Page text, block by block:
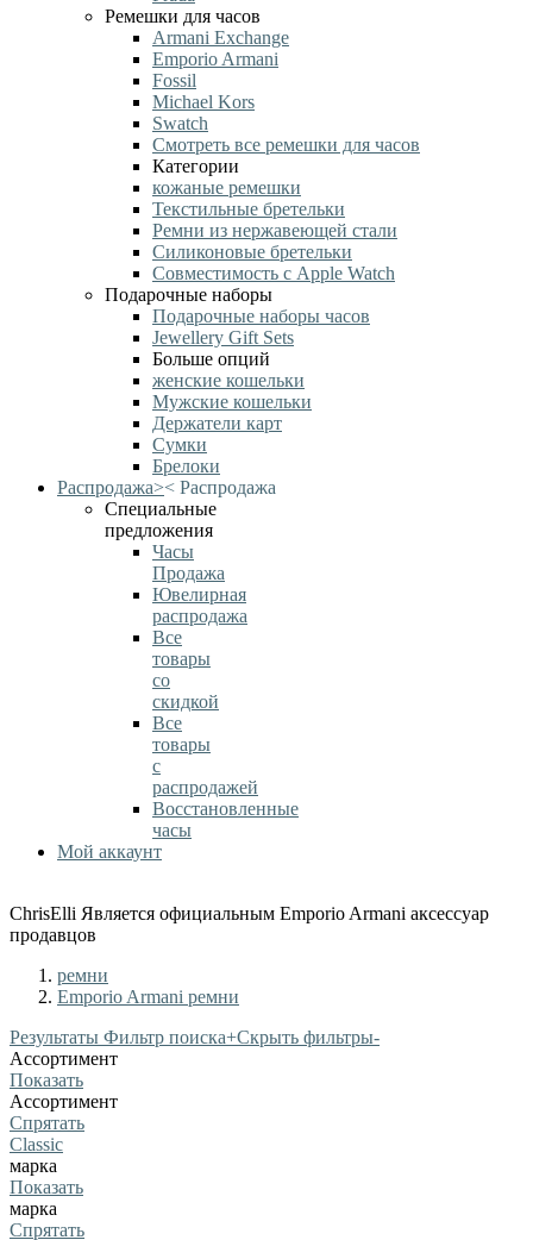
Ремешки для часов
Armani Exchange
Emporio Armani
Fossil
Michael Kors
Swatch
Смотреть все ремешки для часов
Категории
кожаные ремешки
Текстильные бретельки
Ремни из нержавеющей стали
Силиконовые бретельки
Совместимость с Apple Watch
Подарочные наборы
Подарочные наборы часов
Jewellery Gift Sets
Больше опций
женские кошельки
Мужские кошельки
Держатели карт
Сумки
Брелоки
Распродажа>< Распродажа
Специальные
предложения
Часы
Продажа
Ювелирная
распродажа
Все
товары
со
скидкой
Все
товары
с
распродажей
Восстановленные
часы
Мой аккаунт
ChrisElli Является официальным Emporio Armani аксессуар
продавцов
ремни
Emporio Armani ремни
Результаты Фильтр поиска+Скрыть фильтры-
Ассортимент
Показать
Ассортимент
Спрятать
Classic
марка
Показать
марка
Спрятать